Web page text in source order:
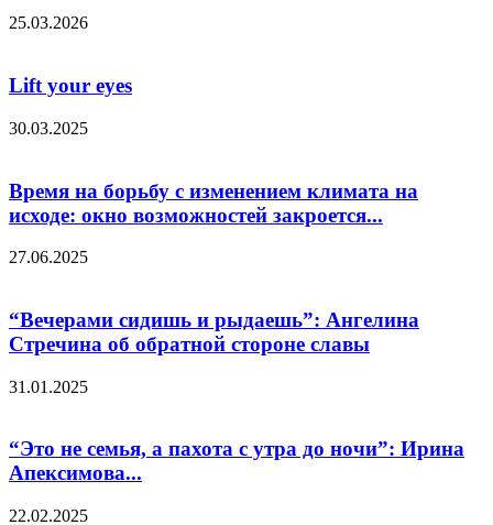
25.03.2026
Lift your eyes
30.03.2025
Время на борьбу с изменением климата на
исходе: окно возможностей закроется...
27.06.2025
“Вечерами сидишь и рыдаешь”: Ангелина
Стречина об обратной стороне славы
31.01.2025
“Это не семья, а пахота с утра до ночи”: Ирина
Апексимова...
22.02.2025